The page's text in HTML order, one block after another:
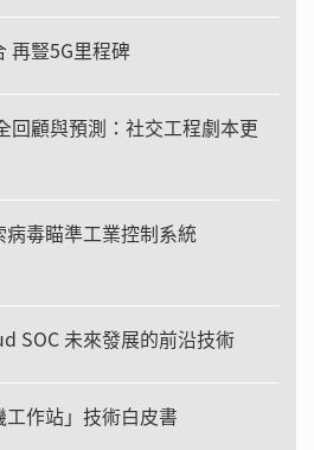
再豎5G里程碑
回顧與預測：社交工程劇本更
毒瞄準工業控制系統
SOC 未來發展的前沿技術
作站」技術白皮書